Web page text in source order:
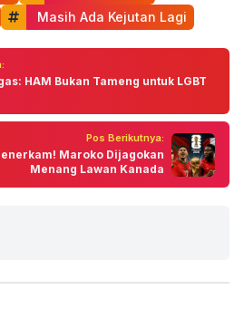
Masih Ada Kejutan Lagi
HAM Bukan Tameng untuk LGBT
Pos Berikutnya:
Maroko Dijagokan
Menang Lawan Kanada